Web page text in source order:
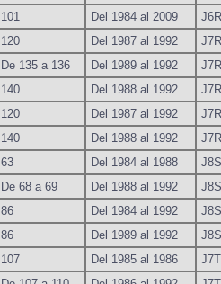
101 Del 1984 al 2009
120 Del 1987 al 1992
De 135 a 136 Del 1989 al 1992
140 Del 1988 al 1992
120 Del 1987 al 1992
140 Del 1988 al 1992
63 Del 1984 al 1988
De 68 a 69 Del 1988 al 1992
86 Del 1984 al 1992
86 Del 1989 al 1992
107 Del 1985 al 1986